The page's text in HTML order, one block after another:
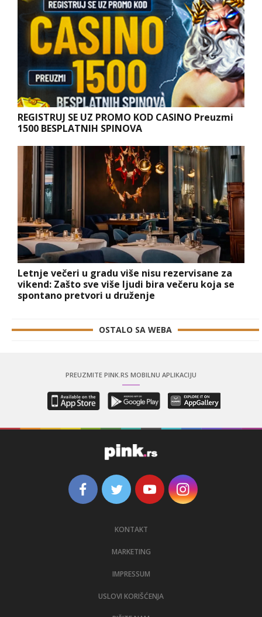
REGISTRUJ SE UZ PROMO KOD CASINO Preuzmi
1500 BESPLATNIH SPINOVA
Letnje večeri u gradu više nisu rezervisane za
vikend: Zašto sve više ljudi bira večeru koja se
spontano pretvori u druženje
OSTALO SA WEBA
PREUZMITE PINK.RS MOBILNU APLIKACIJU
KONTAKT
MARKETING
IMPRESSUM
USLOVI KORIŠĆENJA